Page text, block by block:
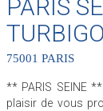
PARIS
TURBIGO
75001 PARIS
** PARIS SEINE **
plaisir de vous